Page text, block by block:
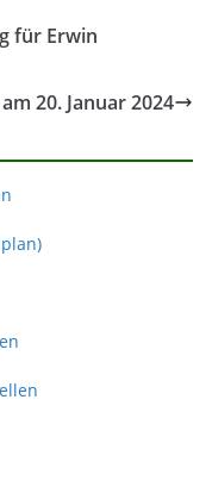
für Erwin
20. Januar 2024